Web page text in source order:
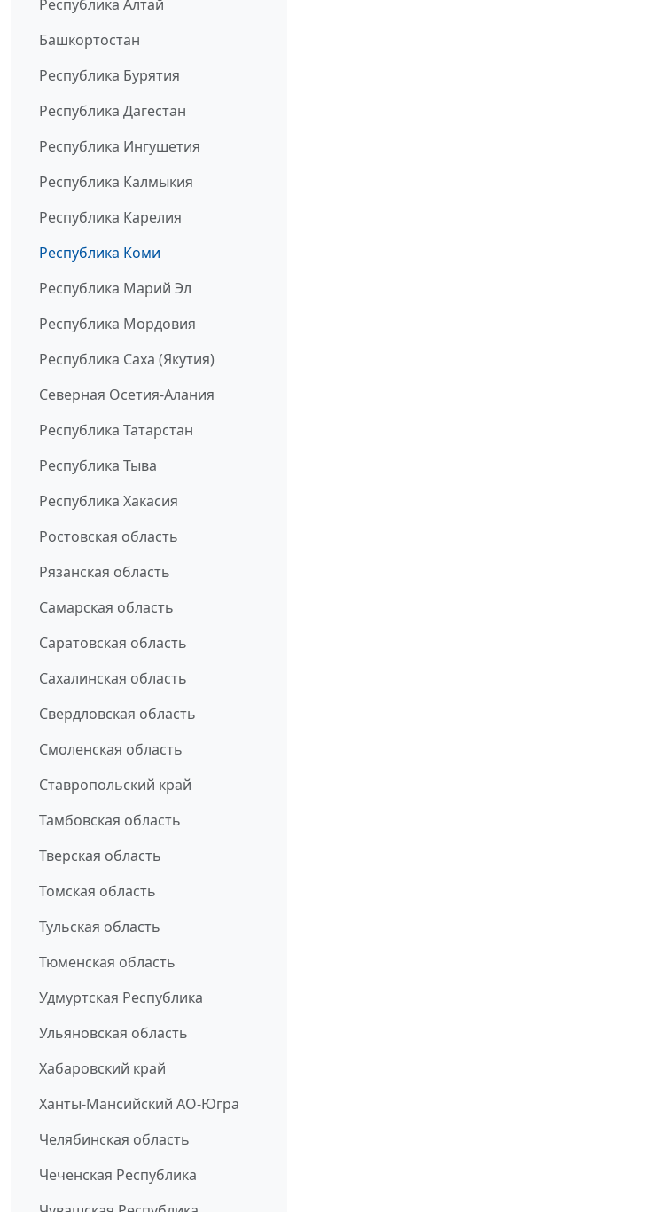
Республика Алтай
Башкортостан
Республика Бурятия
Республика Дагестан
Республика Ингушетия
Республика Калмыкия
Республика Карелия
Республика Коми
Республика Марий Эл
Республика Мордовия
Республика Саха (Якутия)
Северная Осетия-Алания
Республика Татарстан
Республика Тыва
Республика Хакасия
Ростовская область
Рязанская область
Самарская область
Саратовская область
Сахалинская область
Свердловская область
Смоленская область
Ставропольский край
Тамбовская область
Тверская область
Томская область
Тульская область
Тюменская область
Удмуртская Республика
Ульяновская область
Хабаровский край
Ханты-Мансийский АО-Югра
Челябинская область
Чеченская Республика